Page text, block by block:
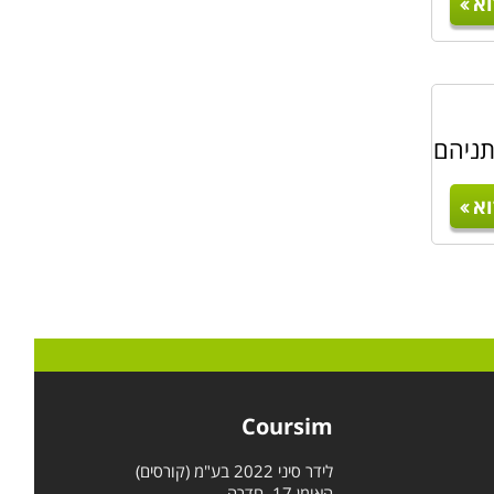
Coursim
לידר סיני 2022 בע"מ (קורסים)